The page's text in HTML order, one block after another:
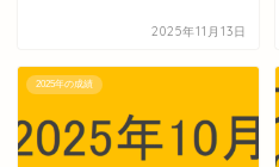
2025年11月13日
2025年の成績